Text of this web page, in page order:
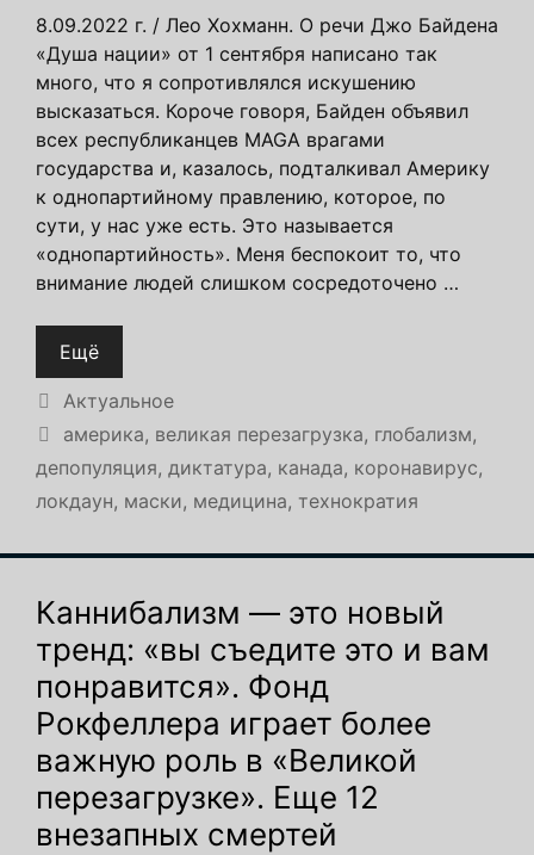
8.09.2022 г. / Лео Хохманн. О речи Джо Байдена
«Душа нации» от 1 сентября написано так
много, что я сопротивлялся искушению
высказаться. Короче говоря, Байден объявил
всех республиканцев MAGA врагами
государства и, казалось, подталкивал Америку
к однопартийному правлению, которое, по
сути, у нас уже есть. Это называется
«однопартийность». Меня беспокоит то, что
внимание людей слишком сосредоточено …
Ещё
Рубрики
Актуальное
Метки
америка, великая перезагрузка, глобализм,
депопуляция, диктатура, канада, коронавирус,
локдаун, маски, медицина, технократия
Каннибализм — это новый
тренд: «вы съедите это и вам
понравится». Фонд
Рокфеллера играет более
важную роль в «Великой
перезагрузке». Еще 12
внезапных смертей